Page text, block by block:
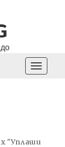
Toggle
"Уплаши